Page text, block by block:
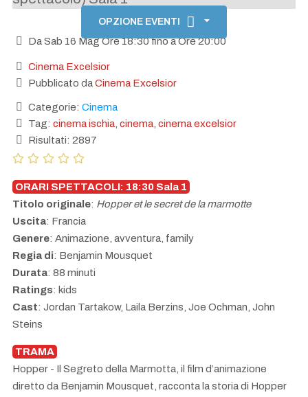
OPZIONE EVENTI
Da Sab 16 Mag Ore 18:30 fino a Ore 20:00
Cinema Excelsior
Pubblicato daCinema Excelsior
Categorie: Cinema
Tag: cinema ischia cinema cinema excelsior
Risultati: 2897
ORARI SPETTACOLI: 18:30 Sala 1
Titolo originale: Hopper et le secret de la marmotte
Uscita: Francia
Genere: Animazione, avventura, family
Regia di: Benjamin Mousquet
Durata: 88 minuti
Ratings: kids
Cast: Jordan Tartakow, Laila Berzins, Joe Ochman, John
Steins
TRAMA
Hopper - Il Segreto della Marmotta, il film d’animazione
diretto da Benjamin Mousquet, racconta la storia di Hopper